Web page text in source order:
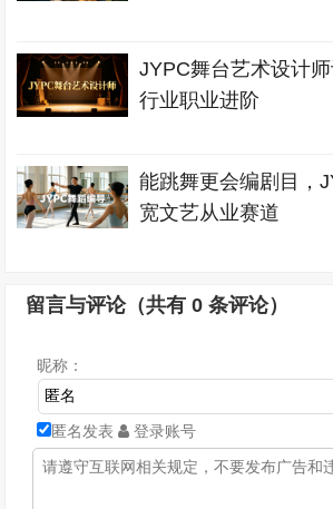
JYPC舞台艺术设计
行业职业进阶
能跳舞更会编剧目，
宽文艺从业赛道
留言与评论（共有0 条评论）
昵称：
匿名发表 登录账号